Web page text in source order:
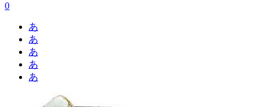
0
あ
あ
あ
あ
あ